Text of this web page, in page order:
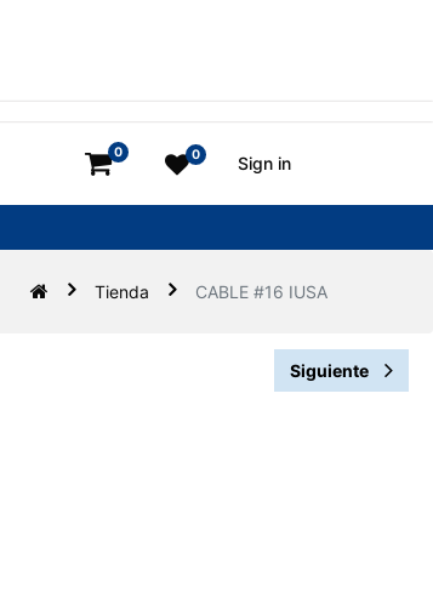
0 0 Sign in
Tienda CABLE #16 IUSA
Siguiente